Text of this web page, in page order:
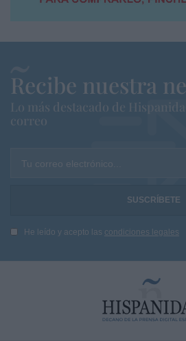
Recibe nuestra
Lo más destacado de
correo
Tu correo electrónico...
He leído y acepto las condiciones legales